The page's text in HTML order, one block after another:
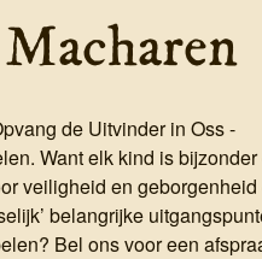
de Uitvinder in Oss -
Want elk kind is bijzonder
veiligheid en geborgenheid
belangrijke
Bel ons voor een